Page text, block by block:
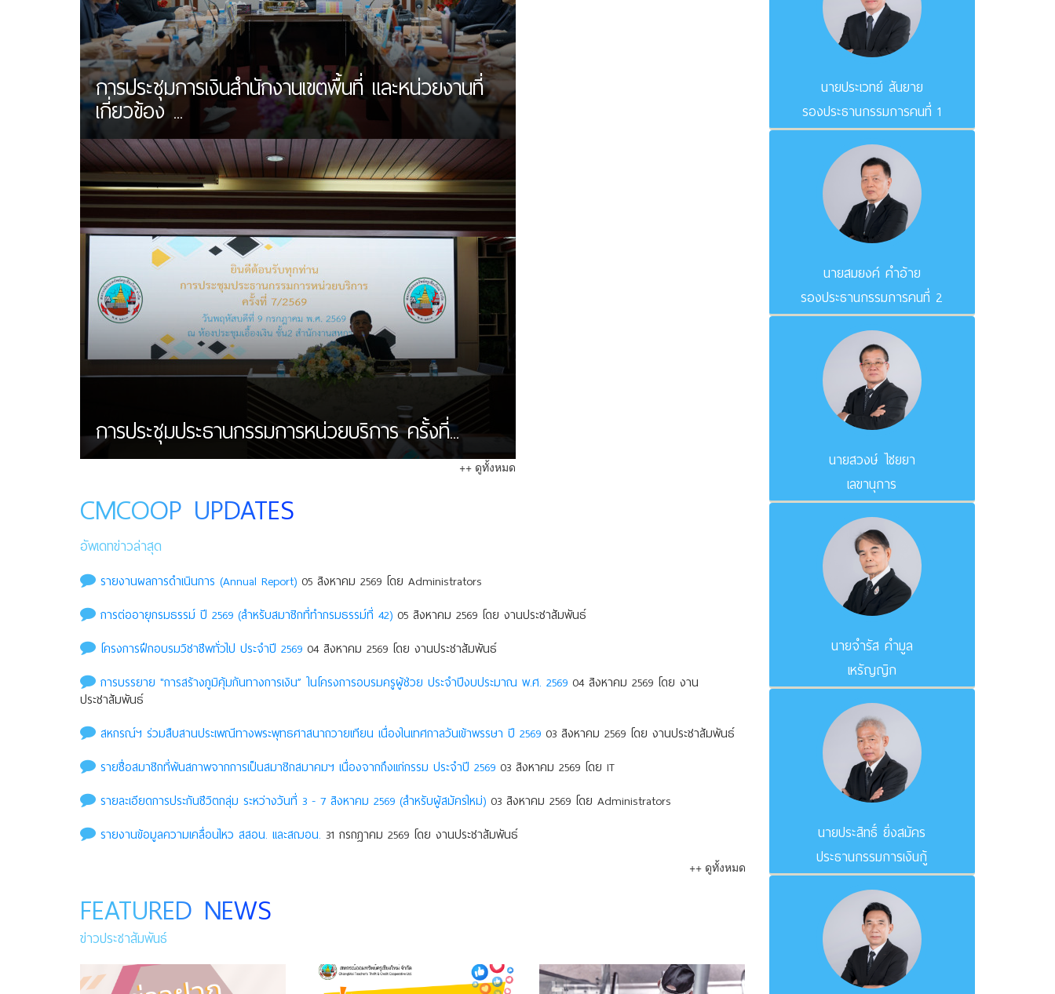
การประชุมการเงินสำนักงานเขตพื้นที่ และหน่วยงานที่
เกี่ยวข้อง ...
การประชุมประธานกรรมการหน่วยบริการ ครั้งที่...
++ ดูทั้งหมด
CMCOOP UPDATES
อัพเดทข่าวล่าสุด
รายงานผลการดำเนินการ (Annual Report) 05 สิงหาคม 2569 โดย Administrators
การต่ออายุกรมธรรม์ ปี 2569 (สำหรับสมาชิกที่ทำกรมธรรม์ที่ 42) 05 สิงหาคม 2569 โดย งานประชาสัมพันธ์
โครงการฝึกอบรมวิชาชีพทั่วไป ประจำปี 2569 04 สิงหาคม 2569 โดย งานประชาสัมพันธ์
การบรรยาย "การสร้างภูมิคุ้มกันทางการเงิน” ในโครงการอบรมครูผู้ช่วย ประจำปีงบประมาณ พ.ศ. 2569 04 สิงหาคม 2569 โดย งาน
ประชาสัมพันธ์
สหกรณ์ฯ ร่วมสืบสานประเพณีทางพระพุทธศาสนาถวายเทียน เนื่องในเทศกาลวันเข้าพรรษา ปี 2569 03 สิงหาคม 2569 โดย งานประชาสัมพันธ์
รายชื่อสมาชิกที่พ้นสภาพจากการเป็นสมาชิกสมาคมฯ เนื่องจากถึงแก่กรรม ประจําปี 2569 03 สิงหาคม 2569 โดย IT
รายละเอียดการประกันชีวิตกลุ่ม ระหว่างวันที่ 3 - 7 สิงหาคม 2569 (สำหรับผู้สมัครใหม่) 03 สิงหาคม 2569 โดย Administrators
รายงานข้อมูลความเคลื่อนไหว สสอน. เเละสฌอน. 31 กรกฎาคม 2569 โดย งานประชาสัมพันธ์
++ ดูทั้งหมด
FEATURED NEWS
ข่าวประชาสัมพันธ์
นายประเวทย์ สันยาย
รองประธานกรรมการคนที่ 1
นายสมยงค์ คำอ้าย
รองประธานกรรมการคนที่ 2
นายสวงษ์ ไชยยา
เลขานุการ
นายจำรัส คำมูล
เหรัญญิก
นายประสิทธิ์ ยิ่งสมัคร
ประธานกรรมการเงินกู้